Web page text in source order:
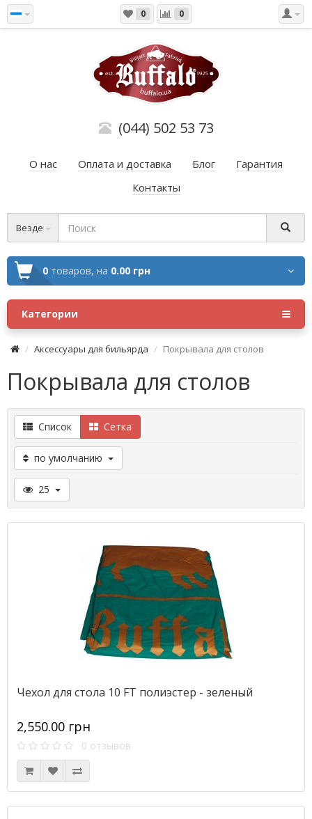
0 0
(044) 502 53 73
О нас Оплата и доставка Блог
Гарантия
Контакты
Везде
0 товаров, на 0.00 грн
Категории
Аксессуары для бильярда Покрывала для столов
Покрывала для столов
Список Сетка
по умолчанию
25
Чехол для стола 10 FT полиэстер - зеленый
2,550.00 грн
0 отзывов